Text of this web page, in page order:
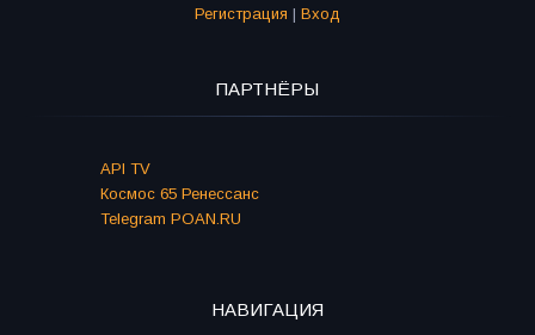
Регистрация | Вход
ПАРТНЁРЫ
API TV
Космос 65 Ренессанс
Telegram POAN.RU
НАВИГАЦИЯ